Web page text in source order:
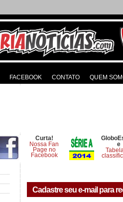
FACEBOOK CONTATO QUEM
Curta!
Nossa Fan
Page no
Facebook
e
Cadastre seu e-mail para